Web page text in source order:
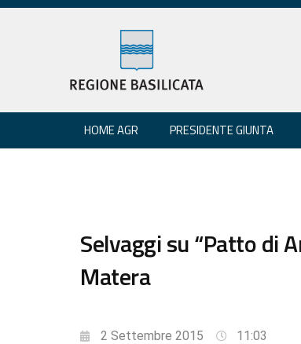
HOME AGR PRESIDENTE GIUNTA
Selvaggi su “Patto di
Matera
2 Settembre 2015 11:03